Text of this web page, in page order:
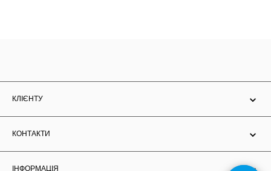
КЛІЄНТУ
КОНТАКТИ
ІНФОРМАЦІЯ